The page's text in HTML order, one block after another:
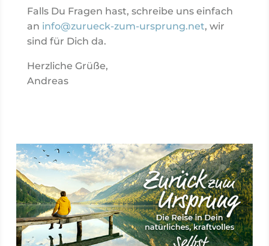
Falls Du Fragen hast, schreibe uns einfach
an info@zurueck-zum-ursprung.net, wir
sind für Dich da.
Herzliche Grüße,
Andreas